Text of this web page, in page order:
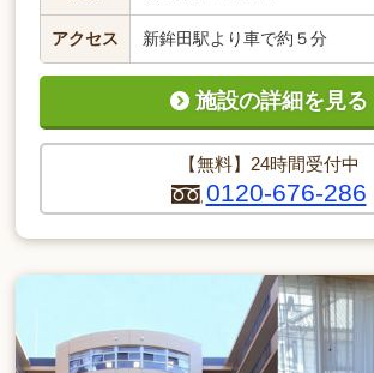
アクセス 新鉾田駅より車で約５分
【無料】24時間受付中
0120-676-286
施設の詳細を見る